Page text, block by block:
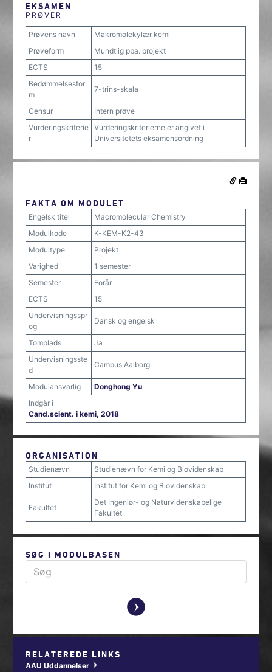
EKSAMEN
PRØVER
Prøvens navn
Makromolekylær kemi
Prøveform
Mundtlig pba. projekt
ECTS
15
Bedømmelsesfor
m
7-trins-skala
Censur
Intern prøve
Vurderingskriterie
r
Vurderingskriterierne er angivet i
Universitetets eksamensordning
FAKTA OM MODULET
Engelsk titel
Macromolecular Chemistry
Modulkode
K-KEM-K2-43
Modultype
Projekt
Varighed
1 semester
Semester
Forår
ECTS
15
Undervisningsspr
og
Dansk og engelsk
Tomplads
Ja
Undervisningsste
d
Campus Aalborg
Modulansvarlig
Donghong Yu
Indgår i
Cand.scient. i kemi, 2018
ORGANISATION
Studienævn
Studienævn for Kemi og Biovidenskab
Institut
Institut for Kemi og Biovidenskab
Fakultet
Det Ingeniør- og Naturvidenskabelige
Fakultet
SØG I MODULBASEN
y
RELATEREDE LINKS
AAU Uddannelser w